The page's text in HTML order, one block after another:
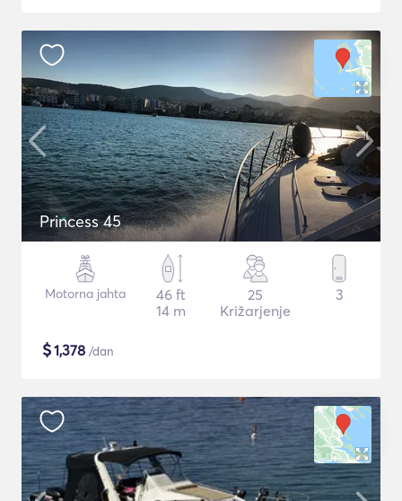
Princess 45
Motorna jahta
46 ft
14 m
25
Križarjenje
3
$1,378 /dan